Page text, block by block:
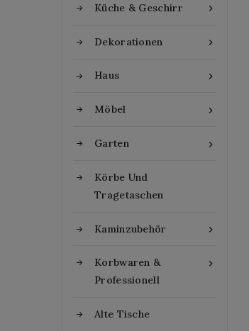

Küche & Geschirr

Dekorationen

Haus

Möbel

Garten
Körbe Und
Tragetaschen

Kaminzubehör

Korbwaren &
Professionell
Alte Tische